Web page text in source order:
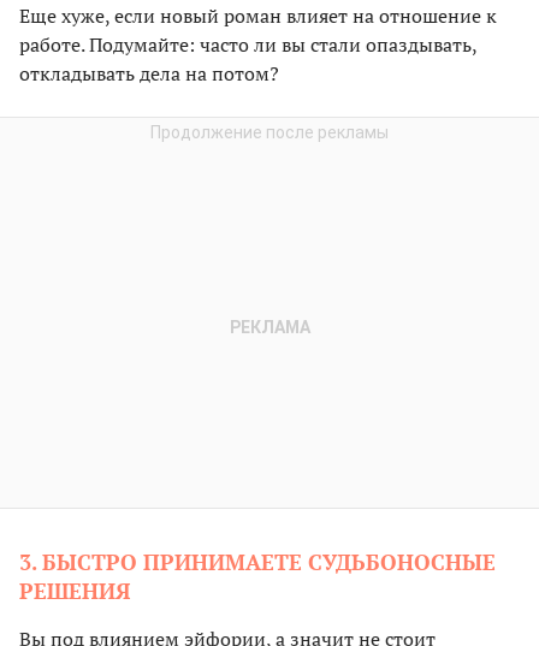
Еще хуже, если новый роман влияет на отношение к
работе. Подумайте: часто ли вы стали опаздывать,
откладывать дела на потом?
3. БЫСТРО ПРИНИМАЕТЕ СУДЬБОНОСНЫЕ
РЕШЕНИЯ
Вы под влиянием эйфории, а значит не стоит